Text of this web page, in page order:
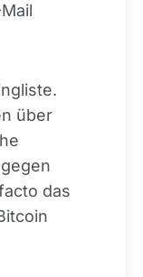
über
das